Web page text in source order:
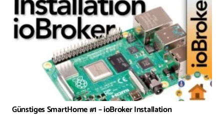
Günstiges SmartHome #1 – ioBroker Installation